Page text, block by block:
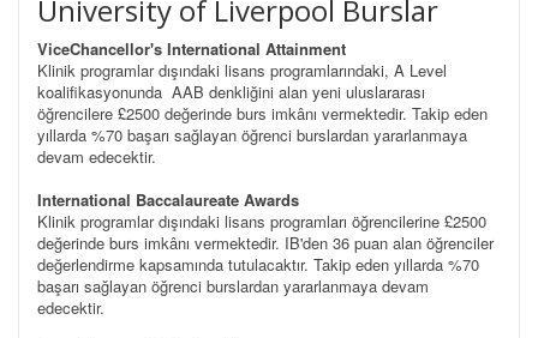
University of Liverpool Burslar
ViceChancellor's International Attainment
Klinik programlar dışındaki lisans programlarındaki, A Level
koalifikasyonunda AAB denkliğini alan yeni uluslararası
öğrencilere £2500 değerinde burs imkânı vermektedir. Takip eden
yıllarda %70 başarı sağlayan öğrenci burslardan yararlanmaya
devam edecektir.
International Baccalaureate Awards
Klinik programlar dışındaki lisans programları öğrencilerine £2500
değerinde burs imkânı vermektedir. IB'den 36 puan alan öğrenciler
değerlendirme kapsamında tutulacaktır. Takip eden yıllarda %70
başarı sağlayan öğrenci burslardan yararlanmaya devam
edecektir.